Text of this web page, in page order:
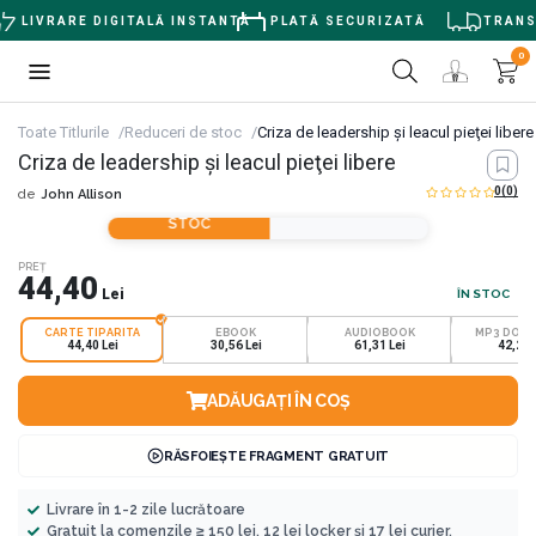
LIVRARE DIGITALĂ INSTANTĂ PLATĂ SECURIZATĂ
0
Toate Titlurile Reduceri de stoc Criza de leadership şi leacul pieţei libere
Criza de leadership şi leacul pieţei libere
de John Allison 0(0)
STOC
PREȚ
44,40 Lei ÎN STOC
CARTE TIPARITA
44,40 Lei
EBOOK
30,56 Lei
AUDIOBOOK
61,31 Lei
MP3
42,20
ADĂUGAȚI ÎN COȘ
RĂSFOIEȘTE FRAGMENT GRATUIT
Livrare în 1-2 zile lucrătoare
Gratuit la comenzile ≥ 150 lei, 12 lei locker și 17 lei curier.